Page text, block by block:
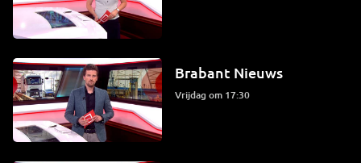
Brabant Nieuws
vrijdag om 17:30